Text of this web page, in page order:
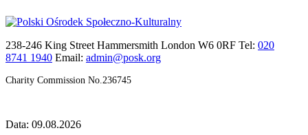
238-246 King Street Hammersmith London W6 0RF Tel: 020
8741 1940 Email: admin@posk.org
Charity Commission No.236745
Data: 09.08.2026